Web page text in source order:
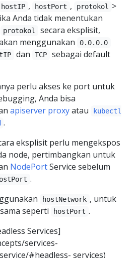
hostIP , hostPort , protokol
>
Anda tidak menentukan
protokol
secara eksplisit,
menggunakan
0.0.0.0
dan TCP sebagai default
perlu akses ke port untuk
Anda bisa
apiserver proxyatau
kubectl
.
eksplisit perlu mengekspos
node, pertimbangkan untuk
NodePortService sebelum
.
hostNetwork , untuk
seperti
hostPort .
Services]
services-
#headless- services)